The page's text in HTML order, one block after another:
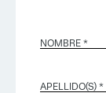
NOMBRE *
APELLIDO(S) *